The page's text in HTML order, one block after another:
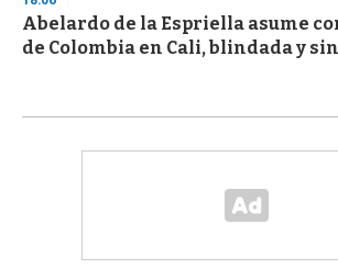
Abelardo de la Espriella asume
de Colombia en Cali, blindada y